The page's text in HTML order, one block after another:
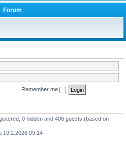
Forum
Remember me
0 hidden and 406 guests (based on
19.2.2026 09.14